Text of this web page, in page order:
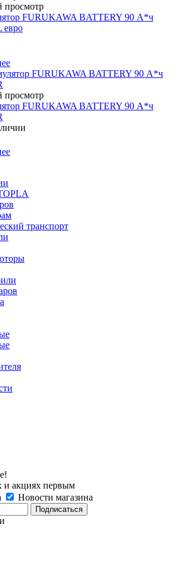
просмотр
FURUKAWA BATTERY 90 А*ч
евро
просмотр
FURUKAWA BATTERY 90 А*ч
транспорт
и акциях первым
Новости магазина